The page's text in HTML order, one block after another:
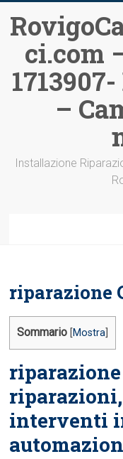
contenutoci.com
–
Installazione
riparazione
Sommario Mostra
interventi